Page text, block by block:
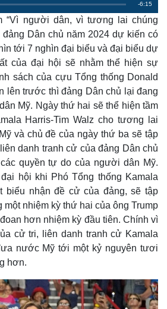
R
e
i
n
n
g
T
e
-6:15
“Vì người dân, vì tương lai chúng
đảng Dân chủ năm 2024 dự kiến có
tới 7 nghìn đại biểu và đại biểu dự
của đại hội sẽ nhằm thể hiện sự
sách của cựu Tổng thống Donald
lên trước thì đảng Dân chủ lại đang
Mỹ. Ngày thứ hai sẽ thể hiện tầm
Harris-Tim Walz cho tương lai
và chủ đề của ngày thứ ba sẽ tập
danh tranh cử của đảng Dân chủ
quyền tự do của người dân Mỹ.
hội khi Phó Tổng thống Kamala
biểu nhận đề cử của đảng, sẽ tập
một nhiệm kỳ thứ hai của ông Trump
hơn nhiệm kỳ đầu tiên. Chính vì
cử tri, liên danh tranh cử Kamala
nước Mỹ tới một kỷ nguyên tươi
hơn.